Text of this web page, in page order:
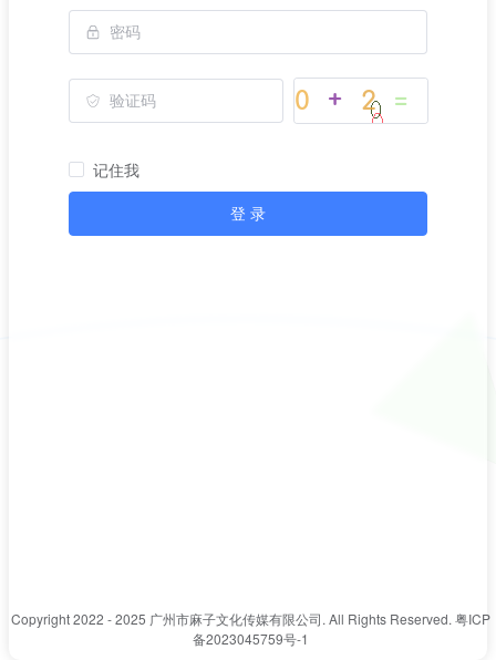
记住我
登 录
Copyright 2022 - 2025 广州市麻子文化传媒有限公司. All Rights Reserved. 粤ICP
备2023045759号-1